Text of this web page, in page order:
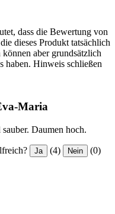
dass die Bewertung von
dieses Produkt tatsächlich
aber grundsätzlich
haben. Hinweis schließen
Maria
Daumen hoch.
Ja (4) Nein (0)